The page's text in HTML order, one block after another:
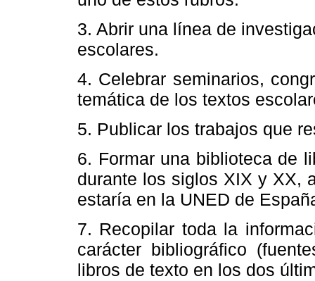
3. Abrir una línea de
escolares.
4. Celebrar seminarios,
temática de los textos
5. Publicar los trabajos que
6. Formar una biblioteca de
durante los siglos XIX y XX,
estaría en la UNED de
7. Recopilar toda la
carácter bibliográfico
libros de texto en los dos